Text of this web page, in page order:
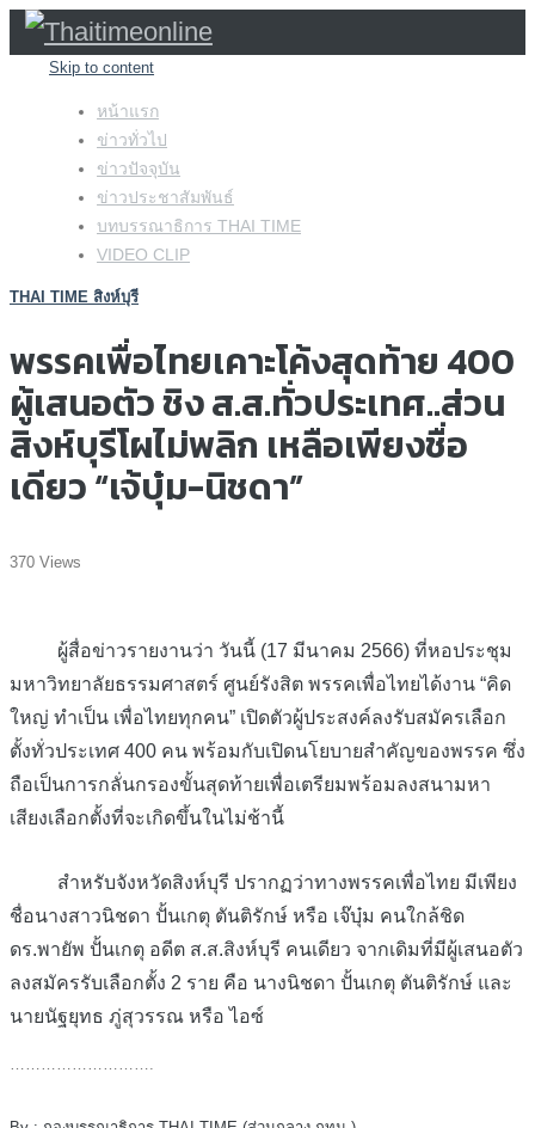
Skip to content
หน้าแรก
ข่าวทั่วไป
ข่าวปัจจุบัน
ข่าวประชาสัมพันธ์
บทบรรณาธิการ THAI TIME
VIDEO CLIP
THAI TIME สิงห์บุรี
พรรคเพื่อไทยเคาะโค้งสุดท้าย 400
ผู้เสนอตัว ชิง ส.ส.ทั่วประเทศ..ส่วน
สิงห์บุรีโผไม่พลิก เหลือเพียงชื่อ
เดียว “เจ้บุ๋ม-นิชดา”
370 Views
ผู้สื่อข่าวรายงานว่า วันนี้ (17 มีนาคม 2566) ที่หอประชุม
มหาวิทยาลัยธรรมศาสตร์ ศูนย์รังสิต พรรคเพื่อไทยได้งาน “คิด
ใหญ่ ทำเป็น เพื่อไทยทุกคน” เปิดตัวผู้ประสงค์ลงรับสมัครเลือก
ตั้งทั่วประเทศ 400 คน พร้อมกับเปิดนโยบายสำคัญของพรรค ซึ่ง
ถือเป็นการกลั่นกรองขั้นสุดท้ายเพื่อเตรียมพร้อมลงสนามหา
เสียงเลือกตั้งที่จะเกิดขึ้นในไม่ช้านี้
สำหรับจังหวัดสิงห์บุรี ปรากฏว่าทางพรรคเพื่อไทย มีเพียง
ชื่อนางสาวนิชดา ปั้นเกตุ ตันติรักษ์ หรือ เจ๊บุ๋ม คนใกล้ชิด
ดร.พายัพ ปั้นเกตุ อดีต ส.ส.สิงห์บุรี คนเดียว จากเดิมที่มีผู้เสนอตัว
ลงสมัครรับเลือกตั้ง 2 ราย คือ นางนิชดา ปั้นเกตุ ตันติรักษ์ และ
นายนัฐยุทธ ภู่สุวรรณ หรือ ไอซ์
……………………….